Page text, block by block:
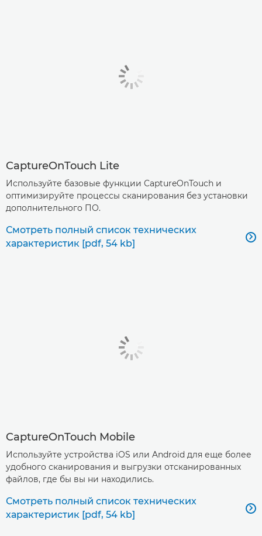
CaptureOnTouch Lite
Используйте базовые функции CaptureOnTouch и
оптимизируйте процессы сканирования без установки
дополнительного ПО.
Смотреть полный список технических
характеристик [pdf, 54 kb]

CaptureOnTouch Mobile
Используйте устройства iOS или Android для еще более
удобного сканирования и выгрузки отсканированных
файлов, где бы вы ни находились.
Смотреть полный список технических
характеристик [pdf, 54 kb]
